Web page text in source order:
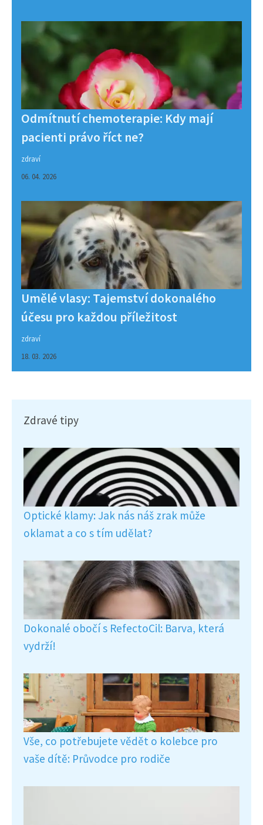
Odmítnutí chemoterapie: Kdy mají
pacienti právo říct ne?
zdraví
06. 04. 2026
Umělé vlasy: Tajemství dokonalého
účesu pro každou příležitost
zdraví
18. 03. 2026
Zdravé tipy
Optické klamy: Jak nás náš zrak může
oklamat a co s tím udělat?
Dokonalé obočí s RefectoCil: Barva, která
vydrží!
Vše, co potřebujete vědět o kolebce pro
vaše dítě: Průvodce pro rodiče